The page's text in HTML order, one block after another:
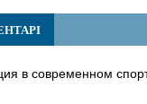
в современном